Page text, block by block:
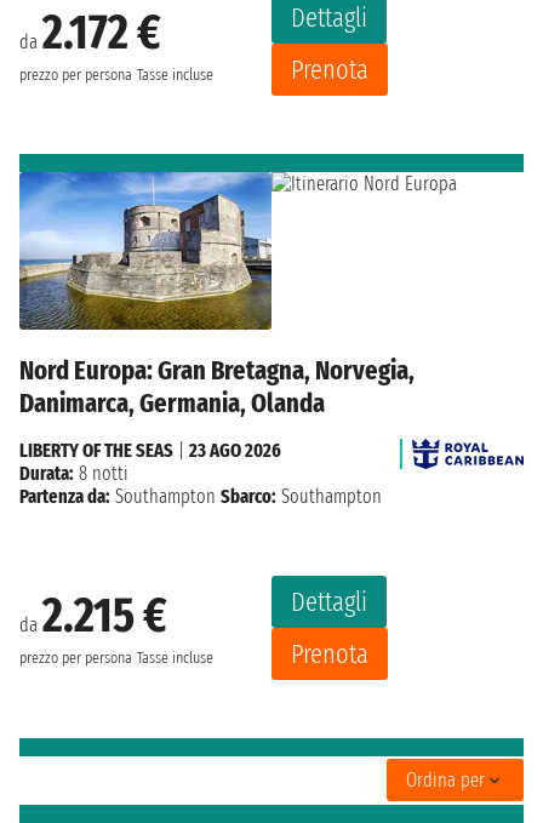
da 2.172 €
prezzo per persona Tasse incluse
Dettagli
Prenota
Nord Europa: Gran Bretagna, Norvegia,
Danimarca, Germania, Olanda
da 2.215 €
prezzo per persona Tasse incluse
Dettagli
Prenota
LIBERTY OF THE SEAS
23 AGO 2026
Durata: 8 notti
Partenza da: Southampton Sbarco: Southampton
Ordina per